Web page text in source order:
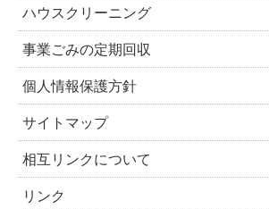
ハウスクリーニング
事業ごみの定期回収
個人情報保護方針
サイトマップ
相互リンクについて
リンク